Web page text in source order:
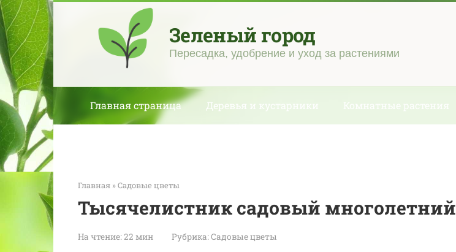
Перейти
к
контенту
Зеленый город
Пересадка, удобрение и уход за растениями
Главная страница Деревья и кустарники Комнатные растения
Главная »Садовые цветы
Тысячелистник садовый многолетний
На чтение:22 мин Рубрика:Садовые цветы